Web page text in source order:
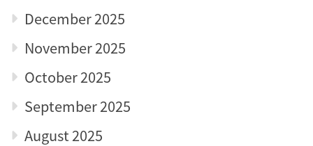
December 2025
November 2025
October 2025
September 2025
August 2025